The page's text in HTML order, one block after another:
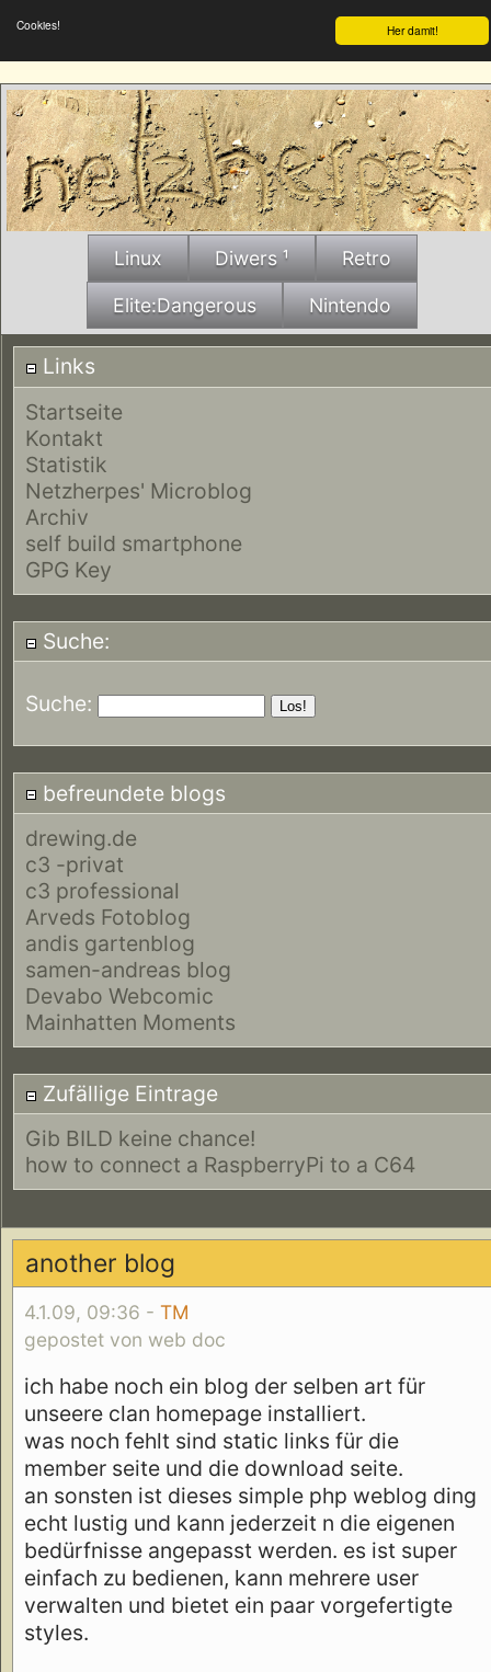
Her damit!
Cookies!
Linux Diwers ¹ Retro
Elite:Dangerous Nintendo
Links
Startseite
Kontakt
Statistik
Netzherpes' Microblog
Archiv
self build smartphone
GPG Key
Suche:
Suche:
befreundete blogs
drewing.de
c3 -privat
c3 professional
Arveds Fotoblog
andis gartenblog
samen-andreas blog
Devabo Webcomic
Mainhatten Moments
Zufällige Eintrage
Gib BILD keine chance!
how to connect a RaspberryPi to a C64
another blog
4.1.09, 09:36 - TM
gepostet von web doc
ich habe noch ein blog der selben art für
unseere clan homepage installiert.
was noch fehlt sind static links für die
member seite und die download seite.
an sonsten ist dieses simple php weblog ding
echt lustig und kann jederzeit n die eigenen
bedürfnisse angepasst werden. es ist super
einfach zu bedienen, kann mehrere user
verwalten und bietet ein paar vorgefertigte
styles.